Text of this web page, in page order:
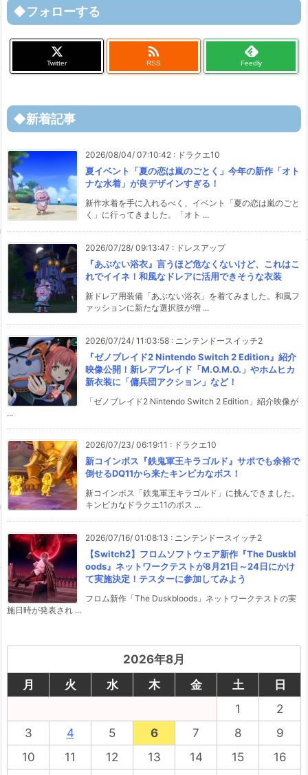
◆フォローする
Twitter

RSS Feedly
◆新着記事
2026/08/04/ 07:10:42 : ドラクエ10
夏イベント「夏の恋は嵐のごとく」今年の新作「オト
ナな水着」が良デザインすぎる！
新作水着を手に入れるべく、イベント「夏の恋は嵐のごと
く」に行ってきました。「オト ...
2026/07/28/ 09:13:47 : ドレスアップ
『あぶない浴衣』言うほど危なくないけど、これはこ
れでイイネ！和風なドレアに活用できそうな衣装
新ドレア用装備「あぶない浴衣」を着てみました。和風フ
ァッションに新たな選択肢が増 ...
2026/07/24/ 11:03:58 : ニンテンドースイッチ2
『ゼノブレイド2 Nintendo Switch 2 Edition』紹介
映像公開！新レアブレイド「M.O.M.O.」やホムヒカ
新衣装に「傭兵団アクション」など！
「ゼノブレイド2 Nintendo Switch 2 Edition」紹介映像が
...
2026/07/23/ 06:19:11 : ドラクエ10
新コインボス『鉄鬼軍王キラゴルド』サポでも余裕で
倒せるDQ11から来たキンピカなボス！
新コインボス「鉄鬼軍王キラゴルド」に挑んできました。
キンピカなドラクエ11のボス ...
2026/07/16/ 01:08:13 : ニンテンドースイッチ2
【Switch2】フロムソフトウェア新作『The Duskbl
oods』ネットワークテストが8月21日～24日にかけ
て実施決定！テスターに参加してみよう
フロム新作「The Duskbloods」ネットワークテストの実
施日時が発表され ...
2026年8月
月
火 水 木 金 土
日
1
2
3
4 5 6 7 8
9
10
11 12 13 14 15
16